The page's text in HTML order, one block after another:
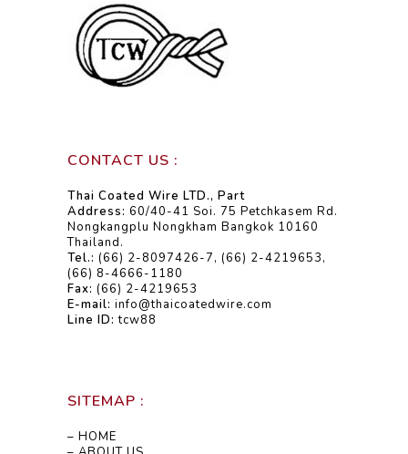
CONTACT US :
Thai Coated Wire LTD., Part
Address: 60/40-41 Soi. 75 Petchkasem Rd.
Nongkangplu Nongkham Bangkok 10160
Thailand.
Tel.: (66) 2-8097426-7, (66) 2-4219653,
(66) 8-4666-1180
Fax: (66) 2-4219653
E-mail: info@thaicoatedwire.com
Line ID: tcw88
SITEMAP :
– HOME